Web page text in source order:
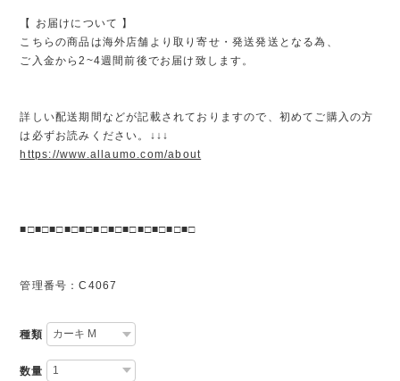
【 お届けについて 】
こちらの商品は海外店舗より取り寄せ・発送発送となる為、
ご入金から2~4週間前後でお届け致します。
詳しい配送期間などが記載されておりますので、初めてご購入の方
は必ずお読みください。↓↓↓
https://www.allaumo.com/about
■□■□■□■□■□■□■□■□■□■□■□■□
管理番号：C4067
種類
数量